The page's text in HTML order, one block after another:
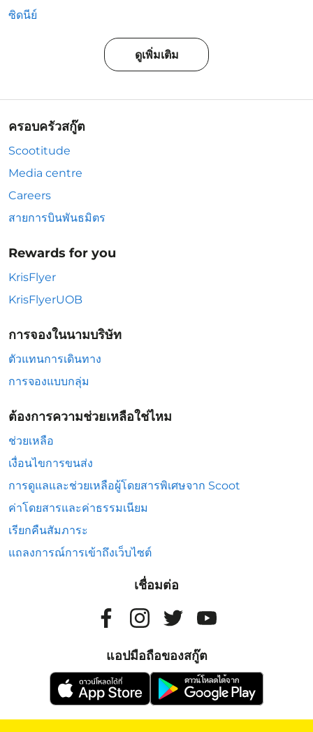
ซิดนีย์
ดูเพิ่มเติม
ครอบครัวสกู๊ต
Scootitude
Media centre
Careers
สายการบินพันธมิตร
Rewards for you
KrisFlyer
KrisFlyerUOB
การจองในนามบริษัท
ตัวแทนการเดินทาง
การจองแบบกลุ่ม
ต้องการความช่วยเหลือใช่ไหม
ช่วยเหลือ
เงื่อนไขการขนส่ง
การดูแลและช่วยเหลือผู้โดยสารพิเศษจาก Scoot
ค่าโดยสารและค่าธรรมเนียม
เรียกคืนสัมภาระ
แถลงการณ์การเข้าถึงเว็บไซต์
เชื่อมต่อ
แอปมือถือของสกู๊ต